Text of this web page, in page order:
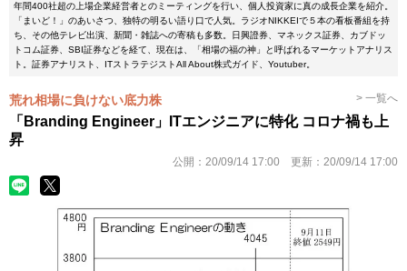
年間400社超の上場企業経営者とのミーティングを行い、個人投資家に真の成長企業を紹介。
「まいど！」のあいさつ、独特の明るい語り口で人気。ラジオNIKKEIで５本の看板番組を持
ち、その他テレビ出演、新聞・雑誌への寄稿も多数。日興證券、マネックス証券、カブドッ
トコム証券、SBI証券などを経て、現在は、「相場の福の神」と呼ばれるマーケットアナリス
ト。証券アナリスト、ITストラテジストAll About株式ガイド、Youtuber。
荒れ相場に負けない底力株 > 一覧へ
「Branding Engineer」ITエンジニアに特化 コロナ禍も上
昇
公開： 20/09/14 17:00 更新： 20/09/14 17:00